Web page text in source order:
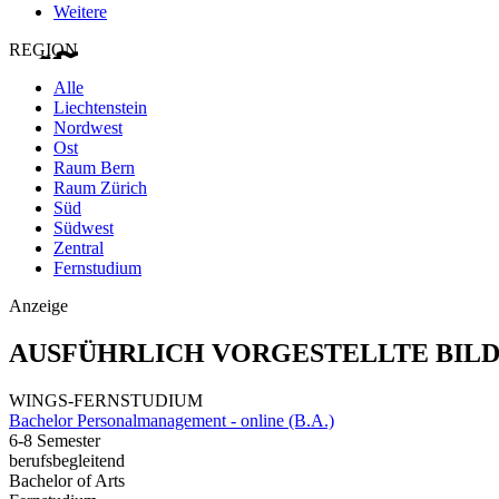
Weitere
REGION
Alle
Liechtenstein
Nordwest
Ost
Raum Bern
Raum Zürich
Süd
Südwest
Zentral
Fernstudium
Anzeige
AUSFÜHRLICH VORGESTELLTE
WINGS-FERNSTUDIUM
Bachelor Personalmanagement - online (B.A.)
6-8 Semester
berufsbegleitend
Bachelor of Arts